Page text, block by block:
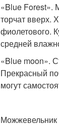
«Blue Forest».
торчат вверх.
фиолетового.
средней
«Blue moon».
Прекрасный
могут